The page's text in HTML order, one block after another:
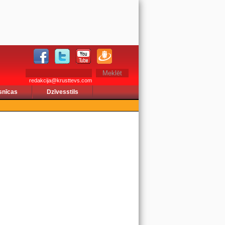
redakcija@krusttevs.com
Dzīvesstils